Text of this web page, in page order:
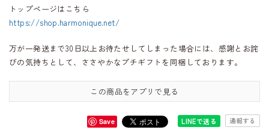
トップページはこちら
https://shop.harmonique.net/
万が一発送まで30日以上お待たせしてしまった場合には、感謝とお詫
びの気持ちとして、ささやかなプチギフトを同梱しております。
この商品をアプリで見る
Save LINEで送る 通報する